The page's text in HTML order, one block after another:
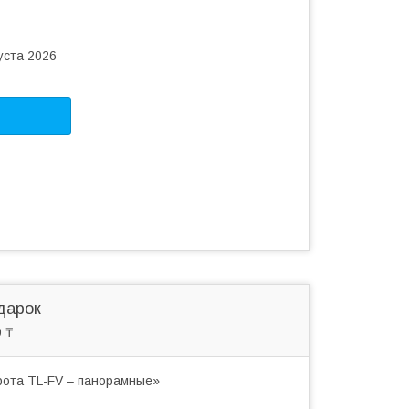
2026
₸
TL-FV – панорамные»